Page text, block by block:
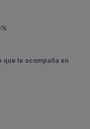
que te acompaña en